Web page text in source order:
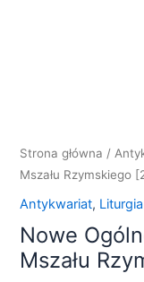
Strona główna /
Mszału Rzymskiego
Antykwariat,
Nowe
Mszału